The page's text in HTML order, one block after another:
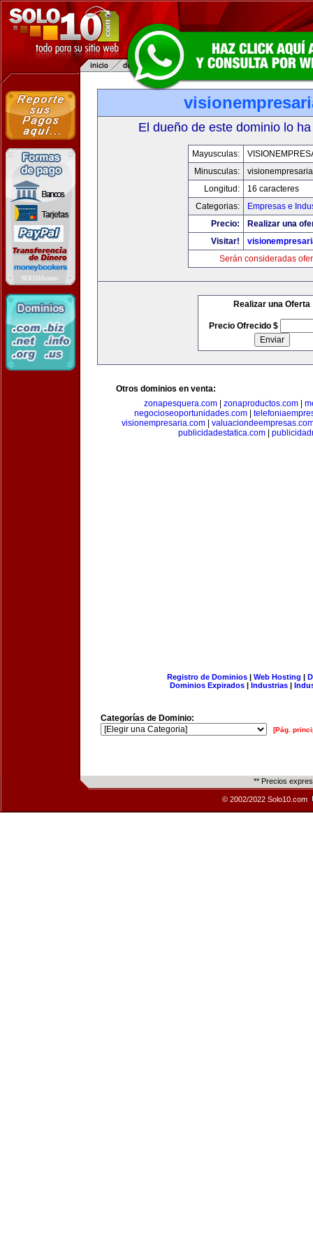
El dueño de este dominio lo
Mayusculas:
Minusculas:
Longitud:
16 caracteres
Categorias:
Empresas e
Precio:
Realizar una
Visitar!
Serán consideradas
Realizar una Oferta
Precio Ofrecido $
Otros dominios en venta:
zonapesquera.com| zonaproductos.com|
negocioseoportunidades.com
visionempresaria.com
publicidadestatica.com
Registro de Dominios| Web Hosting |
Dominios Expirados | Industrias |
Categorías de Dominio:
[Pág.
** Precios
© 2002/2022 Solo10.com